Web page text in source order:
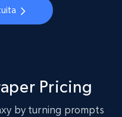
count, Is
account, Is
Pricing
by turning prompts